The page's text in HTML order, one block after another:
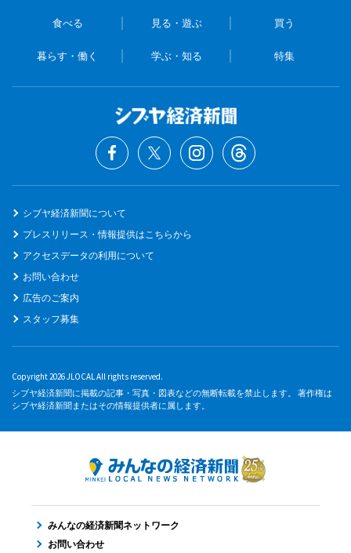
食べる 見る・遊ぶ 買う
暮らす・働く 学ぶ・知る 特集
シブヤ経済新聞について
プレスリリース・情報提供はこちらから
アクセスデータの利用について
お問い合わせ
広告のご案内
スタッフ募集
Copyright 2026 JLOCAL All rights reserved.
シブヤ経済新聞に掲載の記事・写真・図表などの無断転載を禁止します。 著作権は
シブヤ経済新聞またはその情報提供者に属します。
みんなの経済新聞ネットワーク
お問い合わせ